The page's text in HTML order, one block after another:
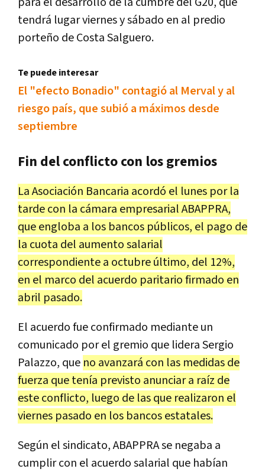
tendrá lugar viernes y sábado en al predio
porteño de Costa Salguero.
Te puede interesar
El "efecto Bonadio" contagió al Merval y al
riesgo país, que subió a máximos desde
septiembre
Fin del conflicto con los gremios
La Asociación Bancaria acordó el lunes por la
tarde con la cámara empresarial ABAPPRA,
que engloba a los bancos públicos, el pago de
la cuota del aumento salarial
correspondiente a octubre último, del 12%,
en el marco del acuerdo paritario firmado en
abril pasado.
El acuerdo fue confirmado mediante un
comunicado por el gremio que lidera Sergio
Palazzo, que no avanzará con las medidas de
fuerza que tenía previsto anunciar a raíz de
este conflicto, luego de las que realizaron el
viernes pasado en los bancos estatales.
Según el sindicato, ABAPPRA se negaba a
cumplir con el acuerdo salarial que habían